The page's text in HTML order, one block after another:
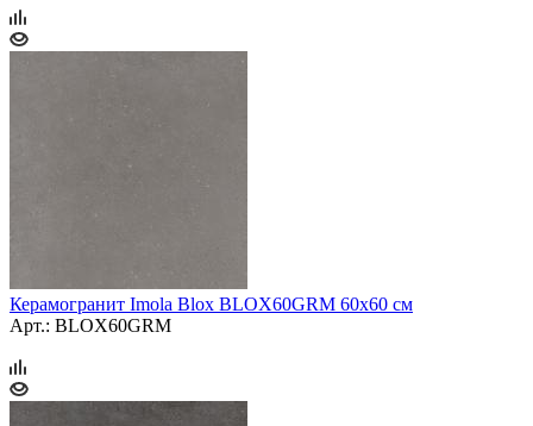
Керамогранит Imola Blox BLOX60GRM 60x60 см
Арт.: BLOX60GRM